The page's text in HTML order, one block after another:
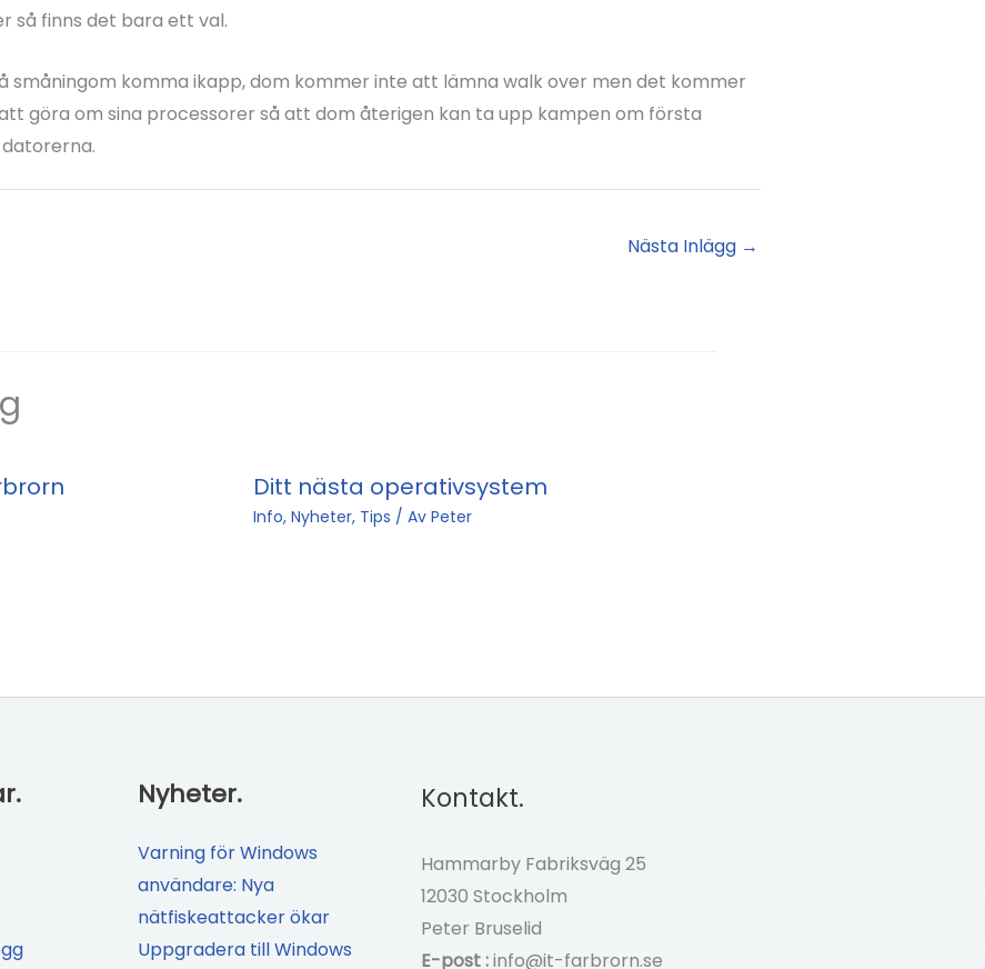
så finns det bara ett val.
småningom komma ikapp, dom kommer inte att lämna walk over men det kommer
göra om sina processorer så att dom återigen kan ta upp kampen om första
Nästa Inlägg →
Ditt nästa operativsystem
Info, Nyheter, Tips / Av Peter
Nyheter.
Varning för Windows
användare: Nya
nätfiskeattacker ökar
Uppgradera till Windows
Kontakt.
Hammarby Fabriksväg 25
12030 Stockholm
Peter Bruselid
E-post :info@it-farbrorn.se